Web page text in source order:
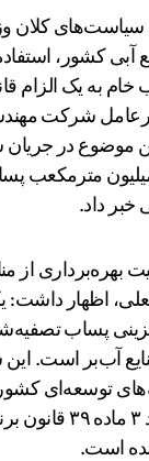
سیاست‌های کلان
آبی کشور،
خام به یک الزام
شرکت
موضوع در جریان
واگذاری ۳۲۰ میلیون
بهره‌برداری از
اظهار داشت:
پساب
آب‌بر است. این
توسعه‌ای کشور
گرفته، بلکه در
است.